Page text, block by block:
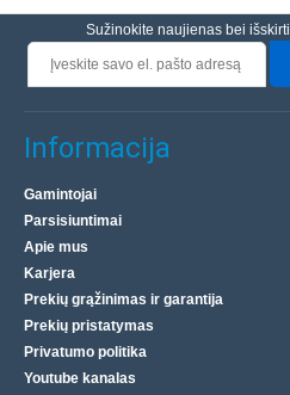
Sužinokite naujienas bei
Informacija
Gamintojai
Parsisiuntimai
Apie mus
Karjera
Prekių grąžinimas ir garantija
Prekių pristatymas
Privatumo politika
Youtube kanalas